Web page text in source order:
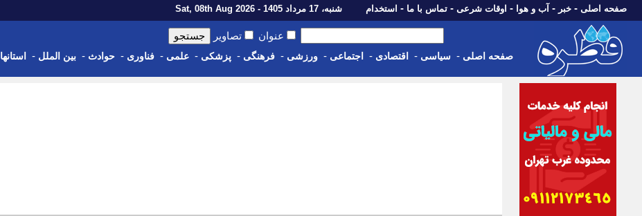
صفحه اصلی - خبر - آب و هوا - اوقات شرعی - تماس با ما - استخدام شنبه، 17 مرداد 1405 - Sat, 08th Aug 2026
عنوان تصاویر
صفحه اصلی - سیاسی - اقتصادی - اجتماعی - ورزشی - فرهنگی - پزشکی - علمی - فناوری - حوادث - بین الملل - استانها